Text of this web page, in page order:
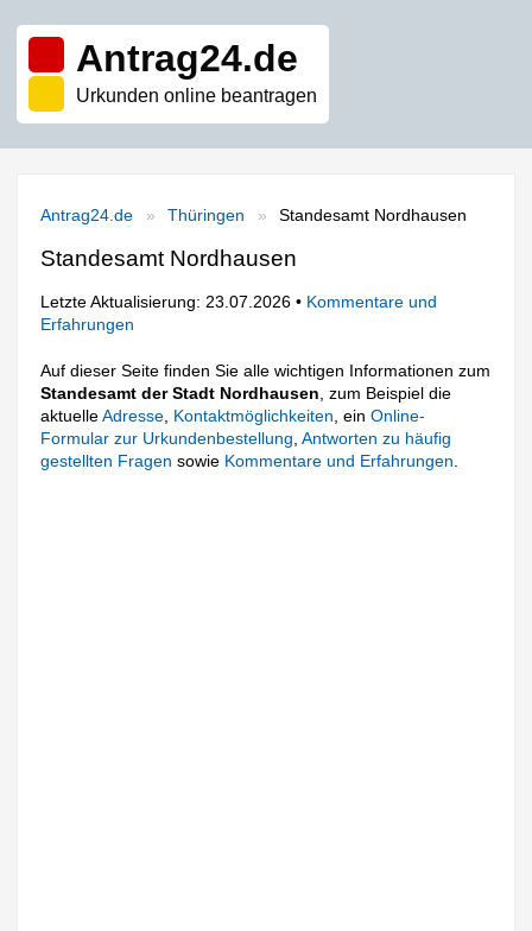
Antrag24.de
Urkunden online beantragen
Antrag24.de Thüringen Standesamt Nordhausen
Standesamt Nordhausen
Letzte Aktualisierung: 23.07.2026 • Kommentare und
Erfahrungen
Auf dieser Seite finden Sie alle wichtigen Informationen zum
Standesamt der Stadt Nordhausen , zum Beispiel die
aktuelleAdresse Kontaktmöglichkeiten , einOnline-
Formular zur Urkundenbestellung ,Antworten zu häufig
gestellten Fragen sowie Kommentare und Erfahrungen